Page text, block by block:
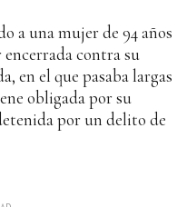
a una mujer de 94 años
contra su
en el que pasaba largas
obligada por su
por un delito de